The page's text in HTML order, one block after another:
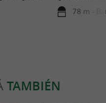
78 m -
TAMBIÉN